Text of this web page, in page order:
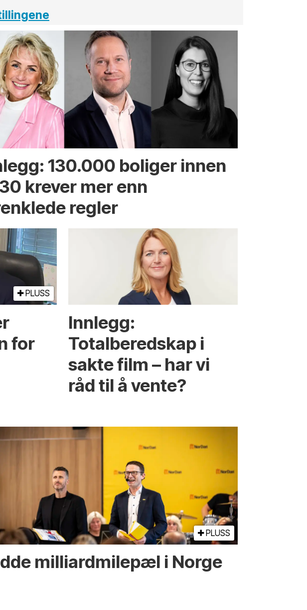
130.000 boliger innen
krever mer enn
regler
PLUSS
for
Innlegg:
Totalberedskap i
sakte film – har vi
råd til å vente?
PLUSS
milliard­­milepæl i Norge